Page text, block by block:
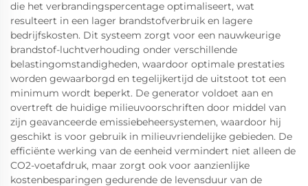
die het verbrandingspercentage optimaliseert, wat
resulteert in een lager brandstofverbruik en lagere
bedrijfskosten. Dit systeem zorgt voor een nauwkeurige
brandstof-luchtverhouding onder verschillende
belastingomstandigheden, waardoor optimale prestaties
worden gewaarborgd en tegelijkertijd de uitstoot tot een
minimum wordt beperkt. De generator voldoet aan en
overtreft de huidige milieuvoorschriften door middel van
zijn geavanceerde emissiebeheersystemen, waardoor hij
geschikt is voor gebruik in milieuvriendelijke gebieden. De
efficiënte werking van de eenheid vermindert niet alleen de
CO2-voetafdruk, maar zorgt ook voor aanzienlijke
kostenbesparingen gedurende de levensduur van de